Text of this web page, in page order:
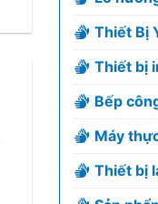
Thiết Bị
Thiết bị
Bếp
Máy
Thiết bị